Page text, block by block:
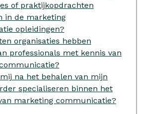
of praktijkopdrachten
in de marketing
opleidingen?
organisaties hebben
professionals met kennis van
na het behalen van mijn
specialiseren binnen het
marketing communicatie?